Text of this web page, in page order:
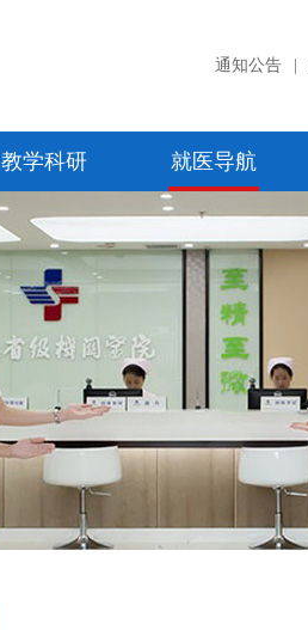
通知公告
教学科研 就医导航